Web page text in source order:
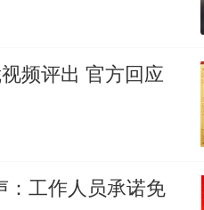
频评出 官方回应
：工作人员承诺免